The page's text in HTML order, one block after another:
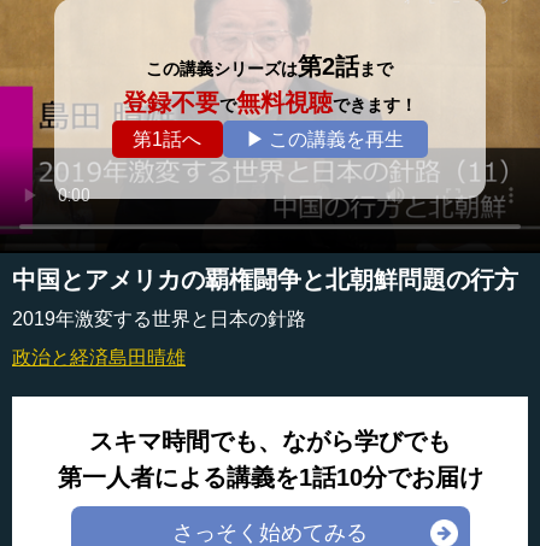
この講義シリーズは第2話まで
登録不要で無料視聴できます！
第1話へ ▶ この講義を再生
中国とアメリカの覇権闘争と北朝鮮問題の行方
2019年激変する世界と日本の針路
政治と経済島田晴雄
スキマ時間でも、ながら学びでも
第一人者による講義を1話10分でお届け
さっそく始めてみる